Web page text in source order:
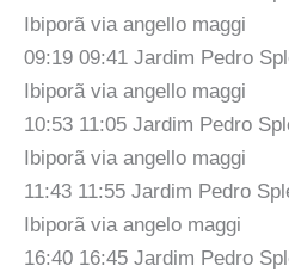
Ibiporã via angello maggi
09:19 09:41 Jardim Pedro
Ibiporã via angello maggi
10:53 11:05 Jardim Pedro
Ibiporã via angello maggi
11:43 11:55 Jardim Pedro
Ibiporã via angelo maggi
16:40 16:45 Jardim Pedro